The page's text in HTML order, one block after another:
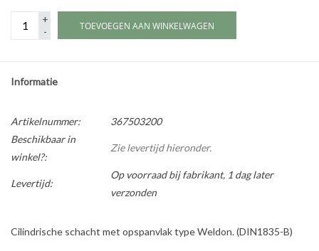
Oliën & Smeermiddelen |
TIPS & KENNIS
+
-
TOEVOEGEN AAN WINKELWAGEN
Informatie
Artikelnummer:
367503200
Beschikbaar in
winkel?:
Zie levertijd hieronder.
Levertijd:
Op voorraad bij fabrikant, 1 dag later
verzonden
Cilindrische schacht met opspanvlak type Weldon. (DIN1835-B)